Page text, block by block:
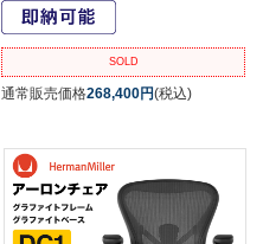
SOLD
通常販売価格268,400円(税込)